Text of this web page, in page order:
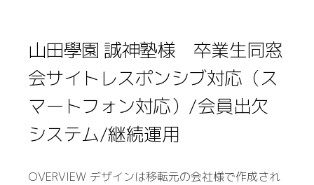
山田學園 誠神塾様 卒業生同窓
会サイトレスポンシブ対応（ス
マートフォン対応）/会員出欠
システム/継続運用
OVERVIEW デザインは移転元の会社様で作成され